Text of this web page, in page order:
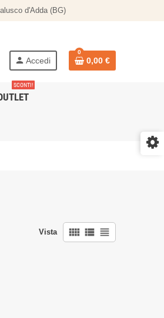
d'Adda (BG)
person Accedi
0
0,00 €
SCONTI!
Vista view_comfy view_list view_headline